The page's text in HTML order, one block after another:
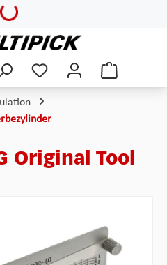
Loading...
Original Tool